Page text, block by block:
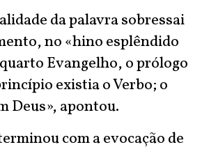
da palavra sobressai
no «hino esplêndido
Evangelho, o prólogo
existia o Verbo; o
Deus», apontou.
com a evocação de